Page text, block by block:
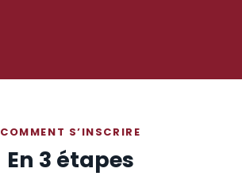
COMMENT S’INSCRIRE
En 3 étapes